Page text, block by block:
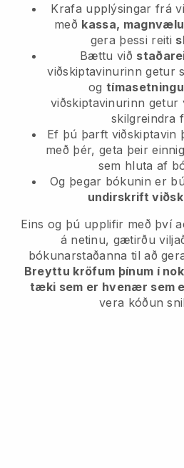
Krafa upplýsingar frá
með kassa,
gera þessi reiti
Bættu við
viðskiptavinurinn getur
og
viðskiptavinurinn
skilgreindra
Ef þú þarft viðskiptavin
með þér, geta þeir einnig
sem hluta af
Og þegar bókunin er
undirskrift
Eins og þú upplifir með því
á netinu, gætirðu
bókunarstaðanna til að
Breyttu kröfum þínum í
tæki sem er hvenær sem
vera kóðun